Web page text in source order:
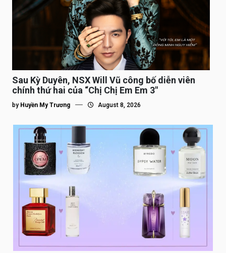
Sau Kỳ Duyên, NSX Will Vũ công bố diễn viên
chính thứ hai của “Chị Chị Em Em 3″
by Huyền My Trương August 8, 2026